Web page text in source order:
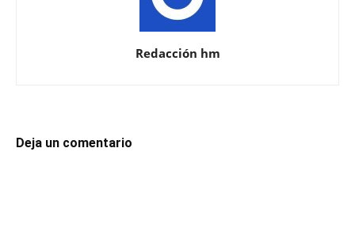
Redacción hm
Deja un comentario